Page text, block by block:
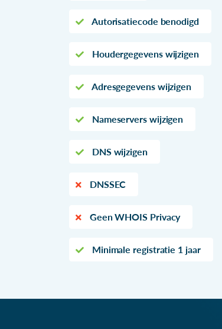
Autorisatiecode benodigd
Houdergegevens wijzigen
Adresgegevens wijzigen
Nameservers wijzigen
DNS wijzigen
DNSSEC
Geen WHOIS Privacy
Minimale registratie 1 jaar